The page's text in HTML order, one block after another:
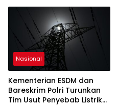
Nasional
Kementerian ESDM dan
Bareskrim Polri Turunkan
Tim Usut Penyebab Listrik